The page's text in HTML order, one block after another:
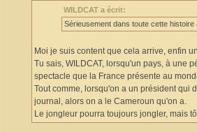
WILDCAT a écrit:
Sérieusement dans toute cette histoire
Moi je suis content que cela arrive, enfin
Tu sais, WILDCAT, lorsqu'un pays, à une
spectacle que la France présente au
Tout comme, lorsqu'on a un président qui
journal, alors on a le Cameroun qu'on a.
Le jongleur pourra toujours jongler, mais